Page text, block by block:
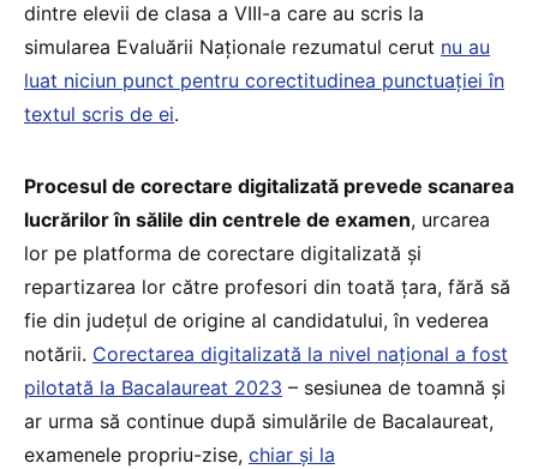
dintre elevii de clasa a VIII-a care au scris la
simularea Evaluării Naționale rezumatul cerut nu au
luat niciun punct pentru corectitudinea punctuației în
textul scris de ei.
Procesul de corectare digitalizată prevede scanarea
lucrărilor în sălile din centrele de examen, urcarea
lor pe platforma de corectare digitalizată și
repartizarea lor către profesori din toată țara, fără să
fie din județul de origine al candidatului, în vederea
notării. Corectarea digitalizată la nivel național a fost
pilotată la Bacalaureat 2023 – sesiunea de toamnă și
ar urma să continue după simulările de Bacalaureat,
examenele propriu-zise, chiar și la